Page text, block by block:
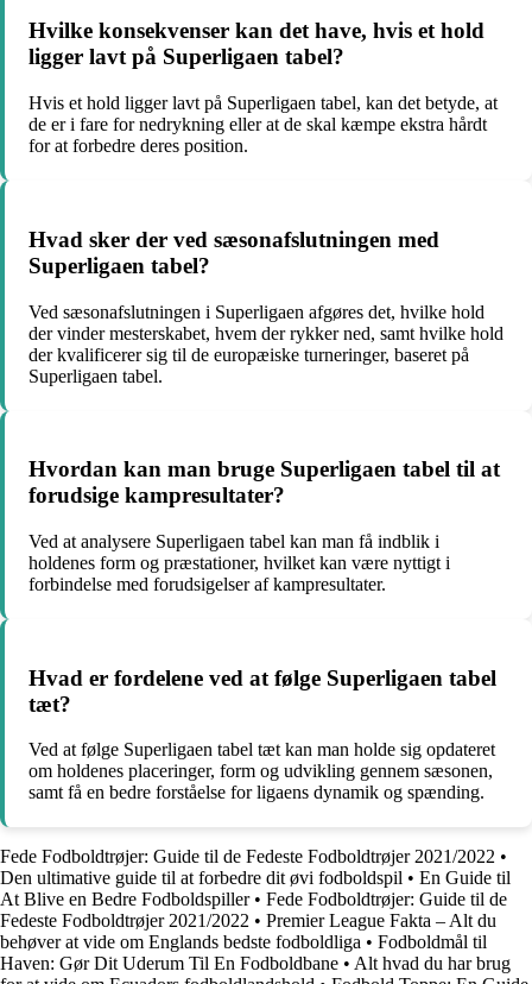
Hvilke konsekvenser kan det have, hvis et hold
ligger lavt på Superligaen tabel?
Hvis et hold ligger lavt på Superligaen tabel, kan det betyde, at
de er i fare for nedrykning eller at de skal kæmpe ekstra hårdt
for at forbedre deres position.
Hvad sker der ved sæsonafslutningen med
Superligaen tabel?
Ved sæsonafslutningen i Superligaen afgøres det, hvilke hold
der vinder mesterskabet, hvem der rykker ned, samt hvilke hold
der kvalificerer sig til de europæiske turneringer, baseret på
Superligaen tabel.
Hvordan kan man bruge Superligaen tabel til at
forudsige kampresultater?
Ved at analysere Superligaen tabel kan man få indblik i
holdenes form og præstationer, hvilket kan være nyttigt i
forbindelse med forudsigelser af kampresultater.
Hvad er fordelene ved at følge Superligaen tabel
tæt?
Ved at følge Superligaen tabel tæt kan man holde sig opdateret
om holdenes placeringer, form og udvikling gennem sæsonen,
samt få en bedre forståelse for ligaens dynamik og spænding.
Fede Fodboldtrøjer: Guide til de Fedeste Fodboldtrøjer 2021/2022 •
Den ultimative guide til at forbedre dit øvi fodboldspil • En Guide til
At Blive en Bedre Fodboldspiller• Fede Fodboldtrøjer: Guide til de
Fedeste Fodboldtrøjer 2021/2022 • Premier League Fakta – Alt du
behøver at vide om Englands bedste fodboldliga • Fodboldmål til
Haven: Gør Dit Uderum Til En Fodboldbane • Alt hvad du har brug